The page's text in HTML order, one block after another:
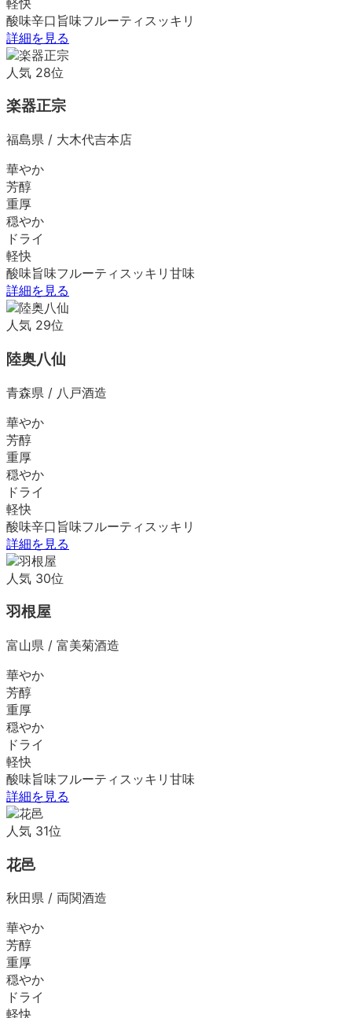
酸味辛口 旨味フルーティ スッキリ
詳細を見る
人気 28位
楽器正宗
福島県 / 大木代吉本店
華やか
芳醇
重厚
穏やか
ドライ
軽快
酸味旨味フルーティ スッキリ 甘味
詳細を見る
人気 29位
陸奥八仙
青森県 / 八戸酒造
華やか
芳醇
重厚
穏やか
ドライ
軽快
酸味辛口 旨味フルーティ スッキリ
詳細を見る
人気 30位
羽根屋
富山県 / 富美菊酒造
華やか
芳醇
重厚
穏やか
ドライ
軽快
酸味旨味フルーティ スッキリ 甘味
詳細を見る
人気 31位
花邑
秋田県 / 両関酒造
華やか
芳醇
重厚
穏やか
ドライ
軽快